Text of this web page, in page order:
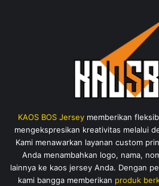
KAOS BOS Jerseymemberikan
mengekspresikan kreativitas melalui
Kami menawarkan layanan custom
Anda menambahkan logo, nama,
lainnya ke kaos jersey Anda. Dengan
kami bangga memberikan produk